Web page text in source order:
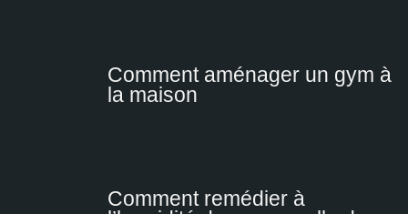
Comment aménager un gym à
la maison
Comment remédier à